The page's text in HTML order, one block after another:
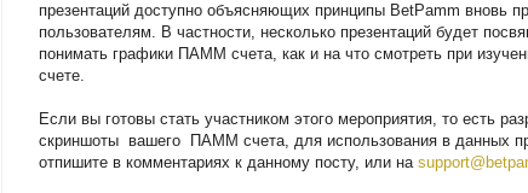
презентаций доступно объясняющих принципы BetPamm вновь
пользователям. В частности, несколько презентаций будет
понимать графики ПАММ счета, как и на что смотреть при
счете.
Если вы готовы стать участником этого мероприятия, то есть
скриншоты вашего ПАММ счета, для использования в данных
отпишите в комментариях к данному посту, или на